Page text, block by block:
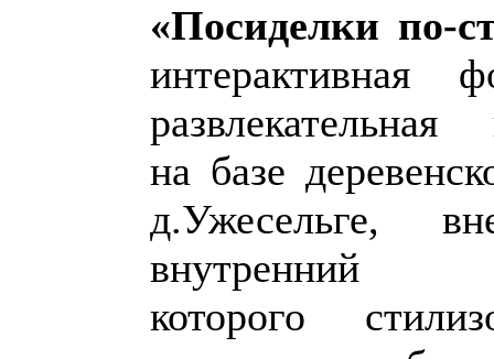
«Посиделки по-
интерактивная
развлекательная
на базе
д.Ужесельге,
внутренний
которого